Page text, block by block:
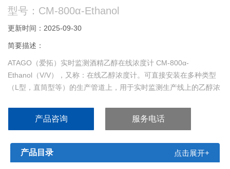
型号：CM-800α-Ethanol
更新时间：2025-09-30
简要描述：
ATAGO（爱拓）实时监测酒精乙醇在线浓度计 CM-800α-
Ethanol（V/V），又称：在线乙醇浓度计。可直接安装在多种类型
（L型，直筒型等）的生产管道上，用于实时监测生产线上的乙醇浓
产品咨询 服务电话
产品目录 点击展开+